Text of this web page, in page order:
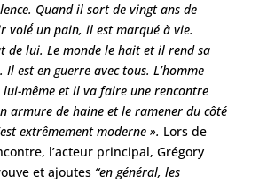
Quand il sort de vingt ans de
volé́ un pain, il est marqué à vie.
de lui. Le monde le hait et il rend sa
est en guerre avec tous. L’homme
lui-même et il va faire une rencontre
armure de haine et le ramener du côté
extrêmement moderne ». Lors de
l’acteur principal, Grégory
et ajoutes “en général, les